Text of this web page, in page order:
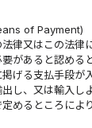
of Payment)
律又はこの法律
があると認める
掲げる支払手段が
し、又は輸入し
めるところによ